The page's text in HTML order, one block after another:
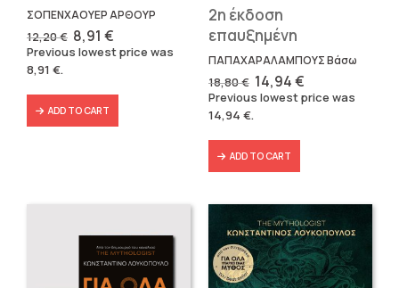
ΣΟΠΕΝΧΑΟΥΕΡ ΑΡΘΟΥΡ
12,20€ Original
price
was:
8,91 €Current
price
is:
Previous lowest price was
8,91 €.
ADD TO CART
2η έκδοση
επαυξημένη
ΠΑΠΑΧΑΡΑΛΑΜΠΟΥΣ Βάσω
18,80€ Original
price
was:
18,80 €.
14,94€Current
price
is:
Previous lowest price was
14,94 €.
ADD TO CART